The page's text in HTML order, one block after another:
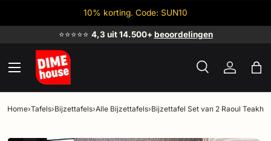
10% korting. Code: SUN10
⭐⭐⭐⭐⭐ 4,3 uit 14.500+ beoordelingen
Zoeken
ZoekenInloggenTas
Home›Tafels›Bijzettafels›Alle Bijzettafels›Bijzettafel Set van 2 Raoul